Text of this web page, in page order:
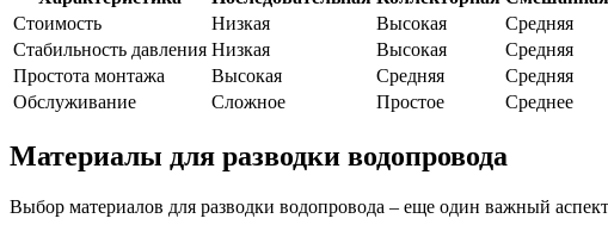
Стоимость
Низкая Высокая
Средняя
Стабильность давления Низкая Высокая
Средняя
Простота монтажа
Высокая Средняя
Средняя
Обслуживание
Сложное Простое Среднее
Материалы для разводки водопровода
Выбор материалов для разводки водопровода – еще один важный